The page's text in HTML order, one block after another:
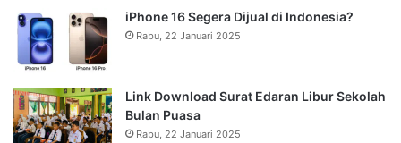
iPhone 16 Segera Dijual di Indonesia?
Rabu, 22 Januari 2025
Link Download Surat Edaran Libur Sekolah
Bulan Puasa
Rabu, 22 Januari 2025